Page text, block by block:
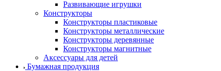
Развивающие игрушки
Конструкторы
Конструкторы пластиковые
Конструкторы металлические
Конструкторы деревянные
Конструкторы магнитные
Аксессуары для детей
Бумажная продукция